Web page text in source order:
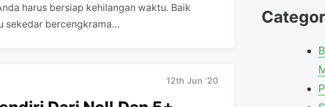
harus bersiap kehilangan waktu. Baik
sekedar bercengkrama…
12th Jun '20